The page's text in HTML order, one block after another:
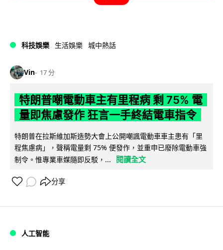
科技娛樂 生活娛樂 城中熱話
Vin 17 分
特朗普嘲電動車主有里程病 剩 75% 電
量即焦慮發作 狂言一手終結電車指令
特朗普在拉斯維加斯造勢大會上公開嘲諷電動車車主患有「里
程焦慮病」，聲稱電量剩 75% 便發作，並重申已廢除電動車強
制令。惟專業車媒隨即反駁，...
閱讀全文
分享
人工智能